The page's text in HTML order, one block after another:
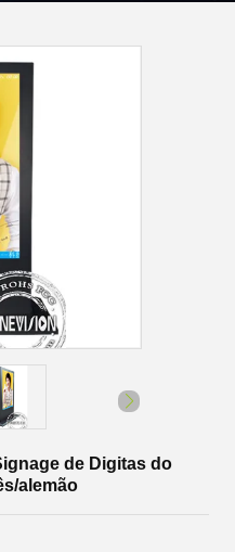
de Digitas do
alemão